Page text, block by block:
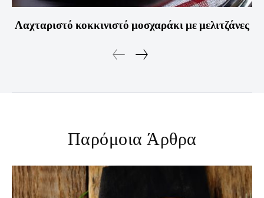
Λαχταριστό κοκκινιστό μοσχαράκι με μελιτζάνες
Παρόμοια Άρθρα